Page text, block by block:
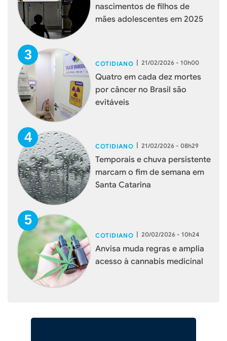
nascimentos de filhos de
mães adolescentes em 2025
COTIDIANO | 21/02/2026 - 10h00
Quatro em cada dez mortes
por câncer no Brasil são
evitáveis
COTIDIANO | 21/02/2026 - 08h29
Temporais e chuva persistente
marcam o fim de semana em
Santa Catarina
COTIDIANO | 20/02/2026 - 10h24
Anvisa muda regras e amplia
acesso à cannabis medicinal